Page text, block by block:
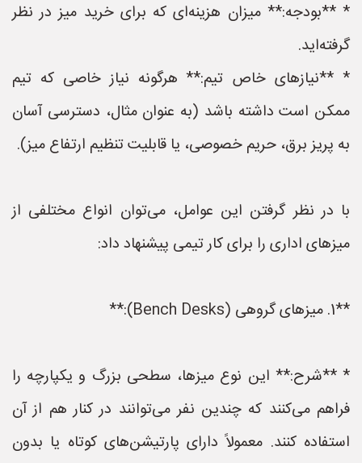
* **بودجه:** میزان هزینه‌ای که برای خرید میز در نظر
گرفته‌اید.
* **نیازهای خاص تیم:** هرگونه نیاز خاصی که تیم
ممکن است داشته باشد (به عنوان مثال، دسترسی آسان
به پریز برق، حریم خصوصی، یا قابلیت تنظیم ارتفاع میز).
با در نظر گرفتن این عوامل، می‌توان انواع مختلفی از
میزهای اداری را برای کار تیمی پیشنهاد داد:
**1. میزهای گروهی (Bench Desks):**
* **شرح:** این نوع میزها، سطحی بزرگ و یکپارچه را
فراهم می‌کنند که چندین نفر می‌توانند در کنار هم از آن
استفاده کنند. معمولاً دارای پارتیشن‌های کوتاه یا بدون